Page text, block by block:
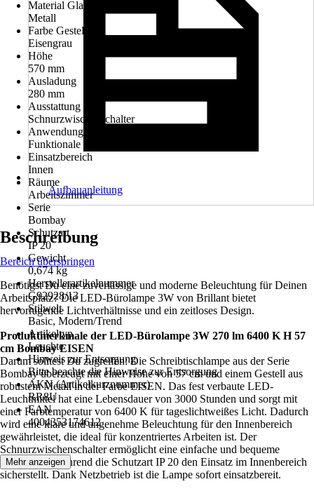
Material Glas/Schirm
Metall
Farbe Gestell
Eisengrau
Höhe
570 mm
Ausladung
280 mm
Ausstattung
Schnurzwischenschalter
Anwendung
Funktionale Beleuchtung
Einsatzbereich
Innen
Räume
Arbeitszimmer
Serie
Bombay
Schutzart
IP 20
Gewicht
0,674 kg
Herstellerartikelnummer
G92928/13
Stilwelt
Basic, Modern/Trend
Artikeltyp
Leuchte
Hinweis zur Entsorgung
Bitte beachte die Hinweise zur Entsorgung
AKN (Artikelkurznummer)
RR8U
EAN
4004353174612
Aufbauanleitung
Beschreibung
Bereich überspringen
Benötigst Du eine zuverlässige und moderne Beleuchtung für Deinen
Arbeitsplatz? Die LED-Bürolampe 3W von Brillant bietet
hervorragende Lichtverhältnisse und ein zeitloses Design.
Produktmerkmale der LED-Bürolampe 3W 270 lm 6400 K H 57
cm Bombay EISEN
Darum solltest Du zugreifen: Die Schreibtischlampe aus der Serie
Bombay überzeugt mit einer Höhe von 57 cm und einem Gestell aus
robustem Metall in der Farbe EISEN. Das fest verbaute LED-
Leuchtmittel hat eine Lebensdauer von 3000 Stunden und sorgt mit
einer Farbtemperatur von 6400 K für tageslichtweißes Licht. Dadurch
wird eine klare und angenehme Beleuchtung für den Innenbereich
gewährleistet, die ideal für konzentriertes Arbeiten ist. Der
Schnurzwischenschalter ermöglicht eine einfache und bequeme
Bedienung, während die Schutzart IP 20 den Einsatz im Innenbereich
sicherstellt. Dank Netzbetrieb ist die Lampe sofort einsatzbereit.
Mehr anzeigen